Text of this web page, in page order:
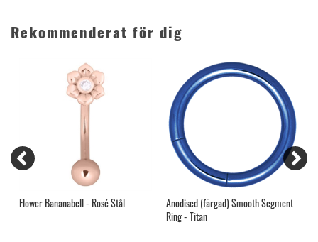
Rekommenderat för dig
Flower Bananabell - Rosé Stål
Anodised (färgad) Smooth Segment
Ring - Titan